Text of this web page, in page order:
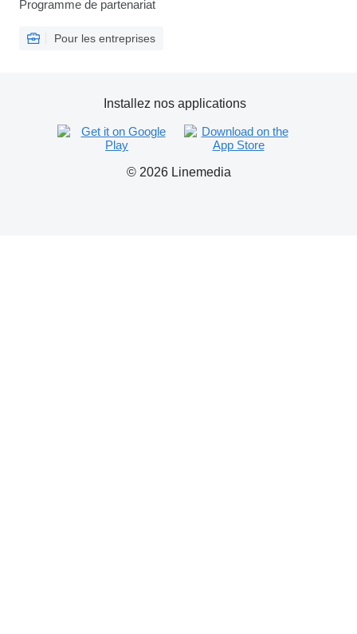
Programme de partenariat
Pour les entreprises
© 2026 Linemedia
Installez nos applications